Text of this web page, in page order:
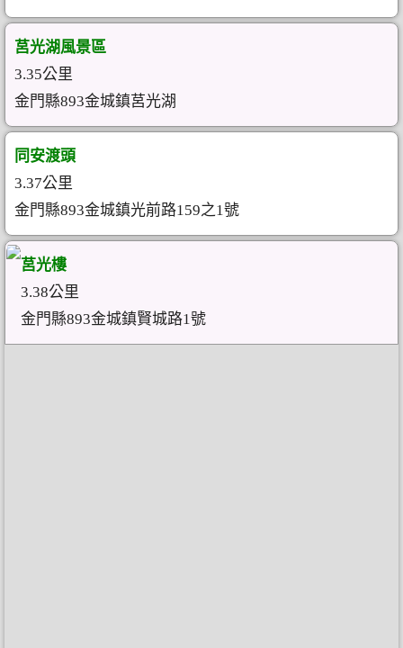
莒光湖風景區
3.35公里
金門縣893金城鎮莒光湖
同安渡頭
3.37公里
金門縣893金城鎮光前路159之1號
莒光樓
3.38公里
金門縣893金城鎮賢城路1號